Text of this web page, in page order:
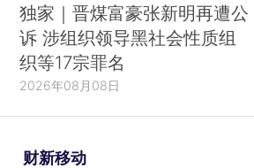
独家｜晋煤富豪张新明再遭公
诉 涉组织领导黑社会性质组
织等17宗罪名
2026年08月08日
财新移动